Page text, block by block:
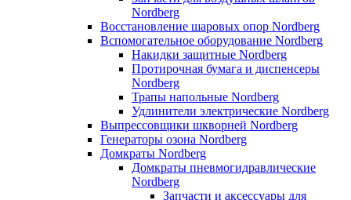
Nordberg
Восстановление шаровых опор Nordberg
Вспомогательное оборудование Nordberg
Накидки защитные Nordberg
Протирочная бумага и диспенсеры
Nordberg
Трапы напольные Nordberg
Удлинители электрические Nordberg
Выпрессовщики шкворней Nordberg
Генераторы озона Nordberg
Домкраты Nordberg
Домкраты пневмогидравлические
Nordberg
Запчасти и аксессуары для